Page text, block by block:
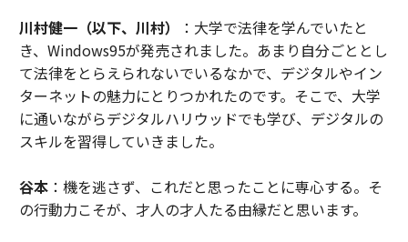
川村健一（以下、川村）
：大学で法律を学んでいたと
き、Windows95が発売されました。あまり自分ごととし
て法律をとらえられないでいるなかで、デジタルやイン
ターネットの魅力にとりつかれたのです。そこで、大学
に通いながらデジタルハリウッドでも学び、デジタルの
スキルを習得していきました。
谷本：機を逃さず、これだと思ったことに専心する。そ
の行動力こそが、才人の才人たる由縁だと思います。